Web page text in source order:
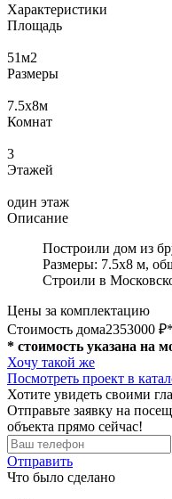
Характеристики
Площадь
51м2
Размеры
7.5х8м
Комнат
3
Этажей
один этаж
Описание
Построили дом из
Размеры: 7.5х8 м,
Строили в
Цены за комплектацию
Стоимость дома2353000 ₽*
* стоимость указана на
Хочу такой же
Посмотреть проект в
Хотите увидеть своими
Отправьте заявку на
объекта прямо сейчас!
Отправить
Что было сделано